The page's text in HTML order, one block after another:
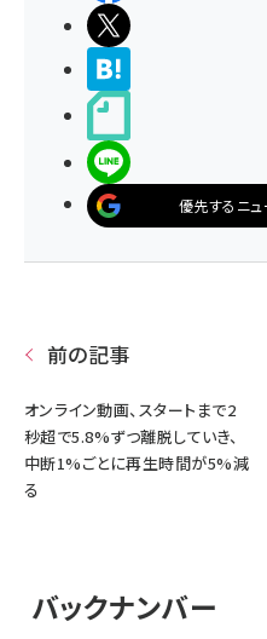
優先するニ
前の記事
オンライン動画、スタートまで2
秒超で5.8%ずつ離脱していき、
中断1%ごとに再生時間が5%減
る
バックナンバー